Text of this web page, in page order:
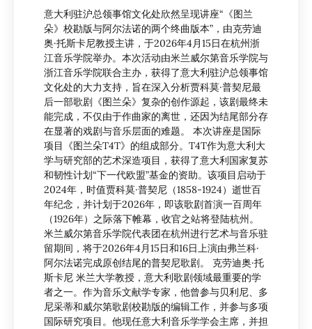
意大利驻沪总领事馆文化处欣然呈现讲座“《图兰
朵》校勘版与阿尔法诺的两个终曲版本”，由克劳迪
奥·托斯卡尼教授主讲，于2026年4月15日在杭州浙
江音乐学院举办。本次活动由米兰威尔第音乐学院与
浙江音乐学院联合主办，获得了意大利驻沪总领事馆
文化处的大力支持，旨在深入分析贾科莫·普契尼最
后一部歌剧《图兰朵》复杂的创作源起，该剧最终未
能完成，不仅由于作曲家的离世，还因为结尾部分存
在显著的戏剧与音乐层面的难题。 本次讲座是国际
项目《图兰朵T4T》的组成部分。T4T作为意大利大
学与研究部的艺术深造项目，获得了意大利国家复苏
和韧性计划“下一代欧盟”基金的资助。该项目启动于
2024年，时值贾科莫·普契尼（1858-1924）逝世百
年纪念，并计划于2026年，即该歌剧首演一百周年
（1926年）之际落下帷幕，收官之站将登陆杭州。
米兰威尔第音乐学院代表团在杭州进行艺术与音乐驻
留期间，将于2026年4月15日和16日上演由弗兰科·
阿尔法诺完成原创结尾的普契尼歌剧。 克劳迪奥·托
斯卡尼 米兰大学教授，意大利歌剧领域最重要的学
者之一。作为音乐文献学专家，他曾参与贝利尼、多
尼采蒂和威尔第歌剧校勘版的编辑工作，并参与多项
国际研究项目。他现任意大利音乐学学会主席，并担